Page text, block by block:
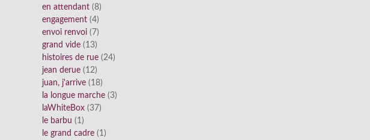
en attendant (8)
engagement (4)
envoi renvoi (7)
grand vide (13)
histoires de rue (24)
jean derue (12)
juan, j'arrive (18)
la longue marche (3)
laWhiteBox (37)
le barbu (1)
le grand cadre (1)